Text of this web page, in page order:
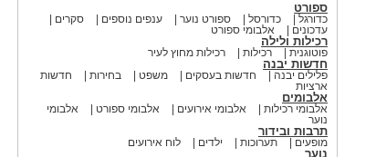
ספורט
כדורגל כדורסל ספורט נוער ענפים נוספים
סקרים
עדכונים
אלבומי ספורט
רכילות ולילה
פוטוגנית רכילות רכילות מחוץ לעיר
חדשות יבנה
פלילים יבנה חדשות בעסקים משפט בחירות
חדשות
ארציות
אלבומים
אלבומי רכילות אלבומי אירועים אלבומי ספורט
אלבומי
נוער
תרבות ובידור
מופעים תערוכות ילדים לוח אירועים
נוער